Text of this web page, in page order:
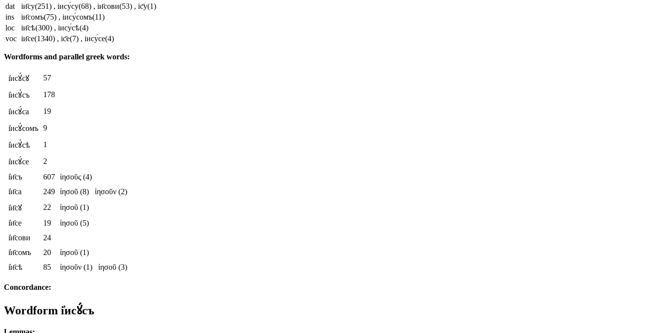
dat
іи҃су(251) , іису́су(68) , іи҃сови(53) , іс҃у(1)
ins
іи҃сомъ(75) , іису́сомъ(11)
loc
іи҃сѣ(300) , іису́сѣ(4)
voc іи҃се(1340) , іс҃е(7) , іису́се(4)
Wordforms and parallel greek words:
і҆исꙋ́сꙋ 57
і҆исꙋ́съ 178
і҆исꙋ́са 19
і҆исꙋ́сомъ 9
і҆исꙋ́сѣ 1
і҆исꙋ́се
2
і҆и҃съ
607 ἰησοῦς (4)
і҆и҃са
249 ἰησοῦ (8) ἰησοῦν (2)
і҆и҃сꙋ
22 ἰησοῦ (1)
і҆и҃се
19 ἰησοῦ (5)
і҆и҃сови
24
і҆и҃сомъ
20 ἰησοῦ (1)
і҆и҃сѣ
85 ἰησοῦν (1) ἰησοῦ (3)
Concordance:
Wordform і҆исꙋ́съ